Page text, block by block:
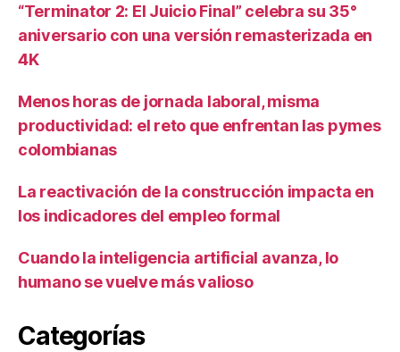
“Terminator 2: El Juicio Final” celebra su 35°
aniversario con una versión remasterizada en
4K
Menos horas de jornada laboral, misma
productividad: el reto que enfrentan las pymes
colombianas
La reactivación de la construcción impacta en
los indicadores del empleo formal
Cuando la inteligencia artificial avanza, lo
humano se vuelve más valioso
Categorías